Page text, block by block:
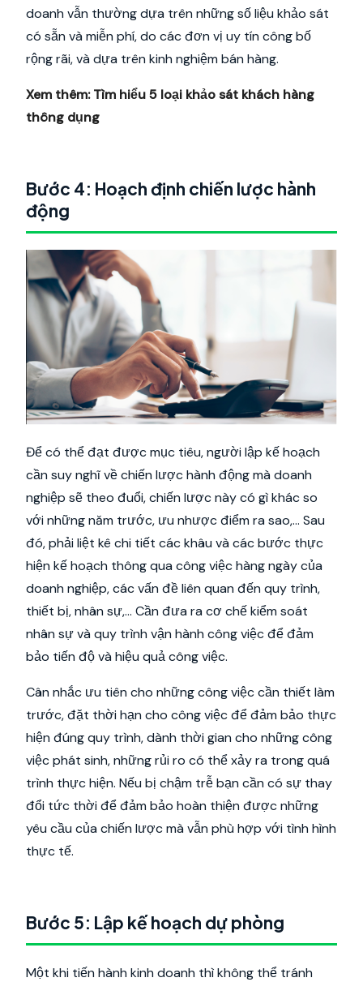
doanh vẫn thường dựa trên những số liệu khảo sát
có sẵn và miễn phí, do các đơn vị uy tín công bố
rộng rãi, và dựa trên kinh nghiệm bán hàng.
Xem thêm:Tìm hiểu 5 loại khảo sát khách hàng
thông dụng
Bước 4: Hoạch định chiến lược hành
động
Để có thể đạt được mục tiêu, người lập kế hoạch
cần suy nghĩ về chiến lược hành động mà doanh
nghiệp sẽ theo đuổi, chiến lược này có gì khác so
với những năm trước, ưu nhược điểm ra sao,… Sau
đó, phải liệt kê chi tiết các khâu và các bước thực
hiện kế hoạch thông qua công việc hàng ngày của
doanh nghiệp, các vấn đề liên quan đến quy trình,
thiết bị, nhân sự,… Cần đưa ra cơ chế kiểm soát
nhân sự và quy trình vận hành công việc để đảm
bảo tiến độ và hiệu quả công việc.
Cân nhắc ưu tiên cho những công việc cần thiết làm
trước, đặt thời hạn cho công việc để đảm bảo thực
hiện đúng quy trình, dành thời gian cho những công
việc phát sinh, những rủi ro có thể xảy ra trong quá
trình thực hiện. Nếu bị chậm trễ bạn cần có sự thay
đổi tức thời để đảm bảo hoàn thiện được những
yêu cầu của chiến lược mà vẫn phù hợp với tình hình
thực tế.
Bước 5: Lập kế hoạch dự phòng
Một khi tiến hành kinh doanh thì không thể tránh